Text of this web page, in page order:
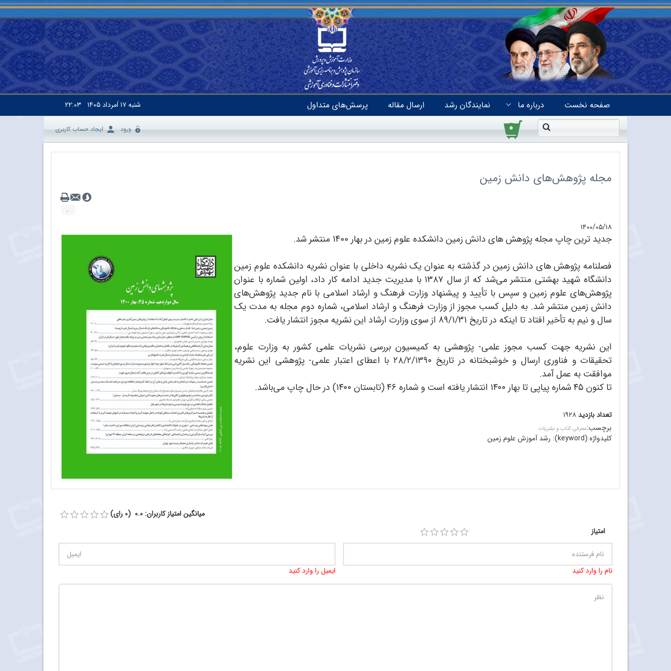
صفحه نخست درباره ما نمایندگان رشد ارسال مقاله پرسش‌های متداول شنبه۱۷ اَمرداد ۱۴۰۵ ۲۲:۰۳
۰ ورود ایجاد حساب کاربری
مجله پژوهش‌های دانش زمین
.
۱۴۰۰/۰۵/۱۸
جدید ترین چاپ مجله پژوهش های دانش زمین دانشکده علوم زمین در بهار 1400 منتشر شد.
فصلنامه پژوهش های دانش زمین در گذشته به عنوان یک نشریه داخلی با عنوان نشریه دانشکده علوم زمین
دانشگاه شهید بهشتی منتشر می‌شد که از سال ۱۳۸۷ با مدیریت جدید ادامه کار داد، اولین شماره با عنوان
پژوهش‌های علوم زمین و سپس با تأیید و پیشنهاد وزارت فرهنگ و ارشاد اسلامی با نام جدید پژوهش‌های
دانش زمین منتشر شد. به دلیل کسب مجوز از وزارت فرهنگ و ارشاد اسلامی، شماره دوم مجله به مدت یک
سال و نیم به تأخیر افتاد تا اینکه در تاریخ 89/۱/31 از سوی وزارت ارشاد این نشریه مجوز انتشار یافت.
این نشریه جهت کسب مجوز علمی- پژوهشی به کمیسیون بررسی نشریات علمی کشور به وزارت علوم،
تحقیقات و فناوری ارسال و خوشبختانه در تاریخ ۲۸/۲/۱۳۹۰ با اعطای اعتبار علمی- پژوهشی این نشریه
موافقت به عمل آمد.
تا کنون ۴۵ شماره پیاپی تا بهار ۱۴۰۰ انتشار یافته است و شماره ۴۶ (تابستان ۱۴۰۰) در حال چاپ می‌باشد.
تعداد بازدید۱۹۲۸
برچسب:معرفی کتاب و نشریات
کلیدواژه (keyword): رشد آموزش علوم زمین
میانگین امتیاز کاربران: 0.0 (0 رای)
امتیاز
نام را وارد کنید ایمیل را وارد کنید